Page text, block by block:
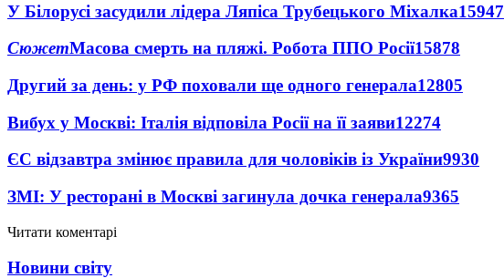
У Білорусі засудили лідера Ляпіса Трубецького Міхалка15947
СюжетМасова смерть на пляжі. Робота ППО Росії15878
Другий за день: у РФ поховали ще одного генерала12805
Вибух у Москві: Італія відповіла Росії на її заяви12274
ЄС відзавтра змінює правила для чоловіків із України9930
ЗМІ: У ресторані в Москві загинула дочка генерала9365
Читати коментарі
Новини світу